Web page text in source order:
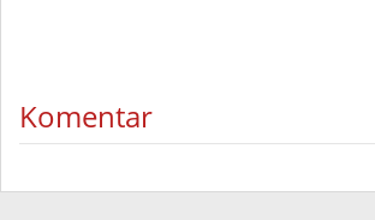
Komentar